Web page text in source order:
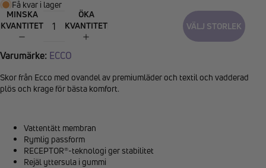
Få kvar i lager
MINSKA
KVANTITET
ÖKA
KVANTITET
VÄLJ STORLEK
Varumärke: ECCO
Skor från Ecco med ovandel av premiumläder och textil och vadderad
plös och krage för bästa komfort.
Vattentätt membran
Rymlig passform
RECEPTOR®-teknologi ger stabilitet
Rejäl yttersula i gummi